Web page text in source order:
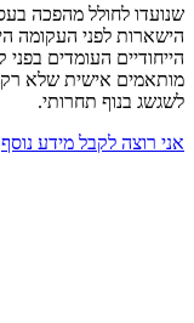
שנועדו לחולל מהפכה
הישארות לפני העקומה
מותאמים אישית שלא רק
לשגשג בנוף תחרותי.
אני רוצה לקבל מידע נוסף